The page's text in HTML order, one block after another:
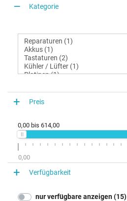
Kategorie
Preis
0,00 bis 614,00
0,00
Verfügbarkeit
nur verfügbare anzeigen (15)